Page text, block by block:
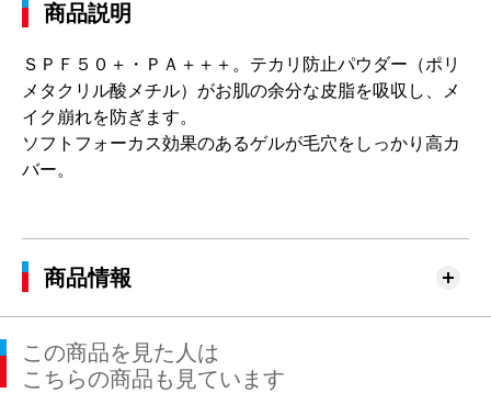
商品説明
ＳＰＦ５０＋・ＰＡ＋＋＋。テカリ防止パウダー（ポリ
メタクリル酸メチル）がお肌の余分な皮脂を吸収し、メ
イク崩れを防ぎます。
ソフトフォーカス効果のあるゲルが毛穴をしっかり高カ
バー。
商品情報
この商品を見た人は
こちらの商品も見ています